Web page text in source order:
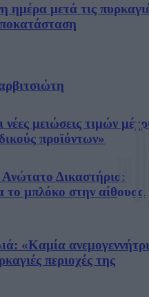
ημέρα μετά τις
μειώσεις τιμών
προϊόντων»
Δικαστήριο:
το μπλόκο στην αίθουσα
«Καμία
περιοχές της